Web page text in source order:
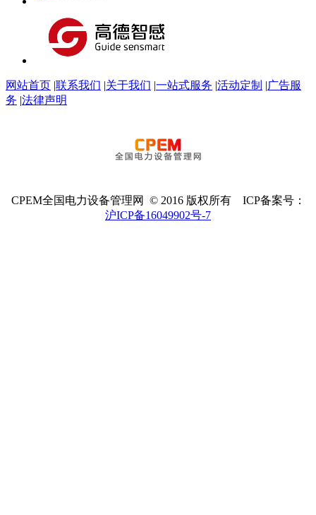
网站首页 |联系我们 |关于我们 |一站式服务 |活动定制 |广告服
务 |法律声明
CPEM全国电力设备管理网 © 2016 版权所有 ICP备案号：
沪ICP备16049902号-7